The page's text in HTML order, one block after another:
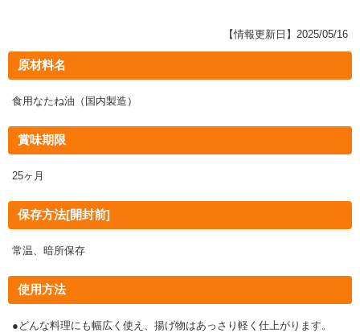
【情報更新日】2025/05/16
原材料名
食用なたね油（国内製造）
賞味期限
25ヶ月
保存方法[開封前]
常温、暗所保存
使用方法
●どんな料理にも幅広く使え、揚げ物はあっさり軽く仕上がります。